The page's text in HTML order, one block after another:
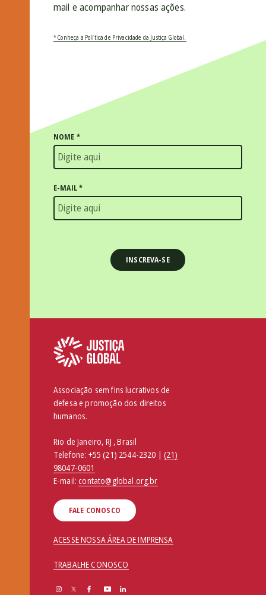
mail e acompanhar nossas ações.
* Conheça a Política de Privacidade da Justiça Global.
NOME *
E-MAIL*
Associação sem fins lucrativos de
defesa e promoção dos direitos
humanos.
Rio de Janeiro, RJ , Brasil
Telefone: +55 (21) 2544-2320 | (21)
98047-0601
E-mail:contato@global.org.br
FALE CONOSCO
ACESSE NOSSA ÁREA DE IMPRENSA
TRABALHE CONOSCO